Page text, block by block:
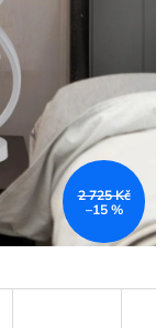
2 725 Kč
–15 %